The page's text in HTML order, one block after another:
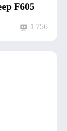
F605
1 756